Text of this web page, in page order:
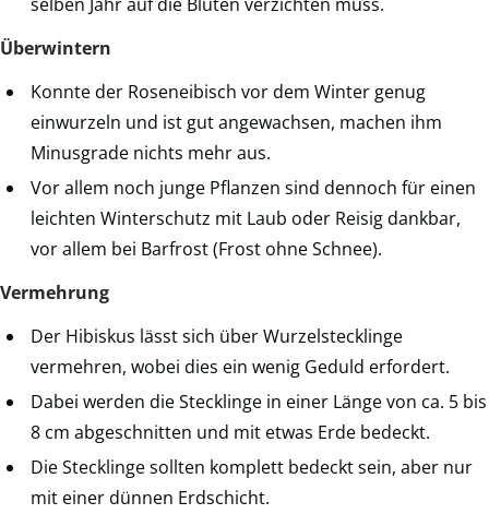
Überwintern
Konnte der Roseneibisch vor dem Winter genug
einwurzeln und ist gut angewachsen, machen ihm
Minusgrade nichts mehr aus.
Vor allem noch junge Pflanzen sind dennoch für einen
leichten Winterschutz mit Laub oder Reisig dankbar,
vor allem bei Barfrost (Frost ohne Schnee).
Vermehrung
Der Hibiskus lässt sich über Wurzelstecklinge
vermehren, wobei dies ein wenig Geduld erfordert.
Dabei werden die Stecklinge in einer Länge von ca. 5 bis
8 cm abgeschnitten und mit etwas Erde bedeckt.
Die Stecklinge sollten komplett bedeckt sein, aber nur
mit einer dünnen Erdschicht.